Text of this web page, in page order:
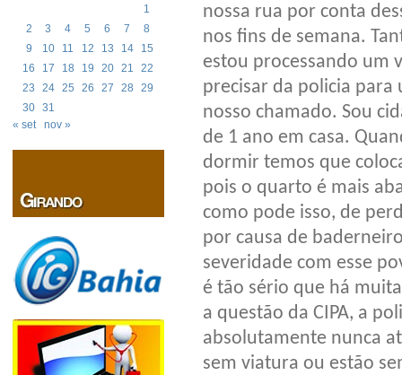
1
2
3 4 5 6 7
8
9
10 11 12 13 14
15
16
17 18 19 20 21
22
23
24 25 26 27 28
29
30 31
« set
nov »
nossa rua por conta
nos fins de semana.
estou processando um
precisar da policia
nosso chamado. Sou
de 1 ano em casa.
dormir temos que
pois o quarto é mais
como pode isso, de
por causa de
severidade com esse
é tão sério que há
a questão da CIPA, a
absolutamente nunca
sem viatura ou estão